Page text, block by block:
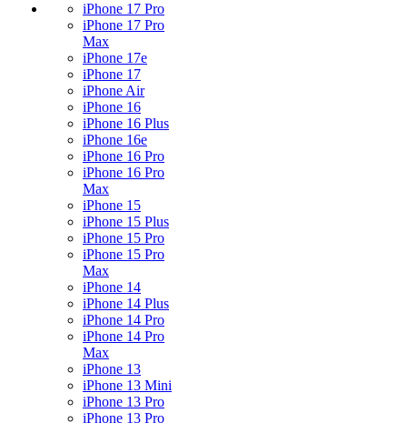
iPhone 17 Pro
iPhone 17 Pro
Max
iPhone 17e
iPhone 17
iPhone Air
iPhone 16
iPhone 16 Plus
iPhone 16e
iPhone 16 Pro
iPhone 16 Pro
Max
iPhone 15
iPhone 15 Plus
iPhone 15 Pro
iPhone 15 Pro
Max
iPhone 14
iPhone 14 Plus
iPhone 14 Pro
iPhone 14 Pro
Max
iPhone 13
iPhone 13 Mini
iPhone 13 Pro
iPhone 13 Pro